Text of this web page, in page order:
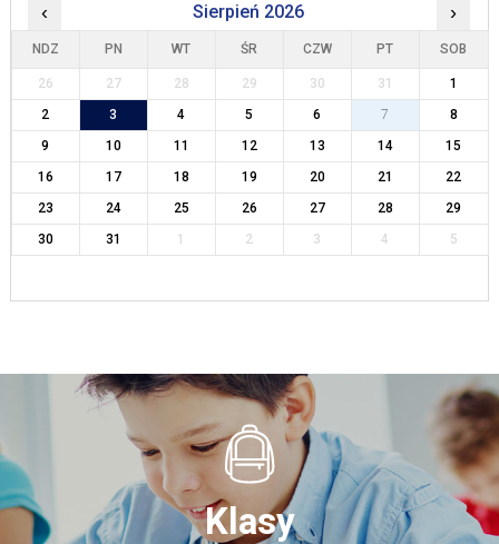
‹ Sierpień 2026 ›
NDZ PN WT ŚR CZW PT SOB
26 27 28 29 30 31
1
2
3 4 5 6 7
8
9
10 11 12 13 14
15
16
17 18 19 20 21
22
23
24 25 26 27 28
29
30
31 1 2 3 4 5
Klasy